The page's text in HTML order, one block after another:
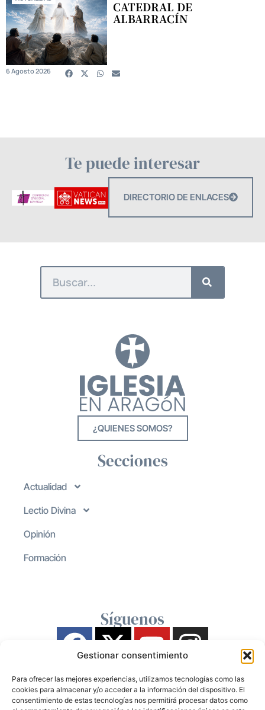
Gestionar consentimiento
Para ofrecer las mejores experiencias, utilizamos tecnologías como las
cookies para almacenar y/o acceder a la información del dispositivo. El
consentimiento de estas tecnologías nos permitirá procesar datos como
CATEDRAL DE
ALBARRACÍN
6 Agosto 2026
Te puede interesar
DIRECTORIO DE ENLACES
¿QUIENES SOMOS?
Secciones
Actualidad
Lectio Divina
Opinión
Formación
Síguenos